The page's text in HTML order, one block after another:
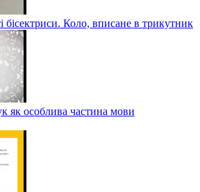
бісектриси. Коло, вписане в трикутник
як особлива частина мови